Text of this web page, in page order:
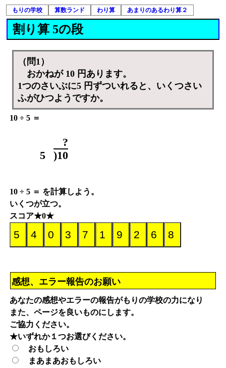
もりの学校 算数ランド わり算 あまりのあるわり算２
割り算 5の段
（問1）
おかねが 10 円あります。
1つのさいぶに5 円ずついれると、いくつさい
ふがひつようですか。
10 ÷ 5 ＝
?
5
)10
10 ÷ 5 ＝ を計算しよう。
いくつが立つ。
スコア★0★
感想、エラー報告のお願い
あなたの感想やエラーの報告がもりの学校の力になり
また、ページを良いものにします。
ご協力ください。
★いずれか１つお選びください。
おもしろい
まあまあおもしろい